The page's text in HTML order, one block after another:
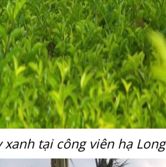
tại công viên hạ Long